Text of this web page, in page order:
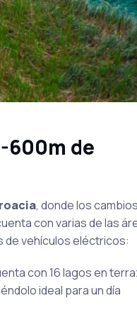
600m de
, donde los cambios
con varias de las
de vehículos eléctricos:
con 16 lagos en
ideal para un día